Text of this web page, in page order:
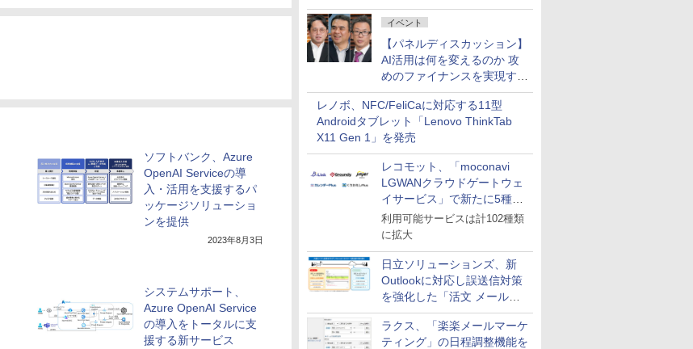
イベント
【パネルディスカッション】
AI活用は何を変えるのか 攻
めのファイナンスを実現する
業務設計とマインドセット変
革
レノボ、NFC/FeliCaに対応する11型
Androidタブレット「Lenovo ThinkTab
X11 Gen 1」を発売
レコモット、「moconavi
LGWANクラウドゲートウェ
イサービス」で新たに5種類
のサービスと連携開始
利用可能サービスは計102種類
に拡大
日立ソリューションズ、新
Outlookに対応し誤送信対策
を強化した「活文 メール誤
送信防止アドインサービス」
を提供
ラクス、「楽楽メールマーケ
ティング」の日程調整機能を
ソフトバンク、Azure
OpenAI Serviceの導
入・活用を支援するパ
ッケージソリューショ
ンを提供
2023年8月3日
システムサポート、
Azure OpenAI Service
の導入をトータルに支
援する新サービス